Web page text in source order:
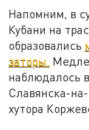
Напомним, в
Кубани на
образовались
заторы.
наблюдалось
Славянска-
хутора